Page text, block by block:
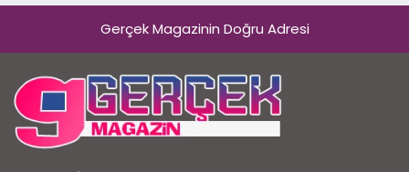
Hayata Geçirecek
Gerçek Magazinin Doğru Adresi